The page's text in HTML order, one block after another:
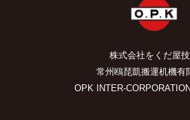
株式会社をくだ屋
常州鴎琵凱搬運机機有
OPK INTER-